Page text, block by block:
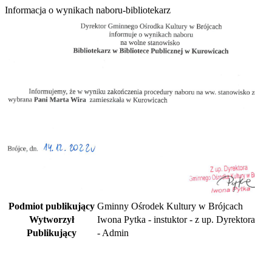
Informacja o wynikach naboru-bibliotekarz
Podmiot publikujący Gminny Ośrodek Kultury w Brójcach
Wytworzył
Iwona Pytka - instuktor - z up. Dyrektora
Publikujący
- Admin